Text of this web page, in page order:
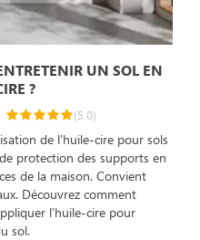
UN SOL EN
?
(5.0)
de l'huile-cire pour sols
protection des supports en
de la maison. Convient
Découvrez comment
l'huile-cire pour
sol.